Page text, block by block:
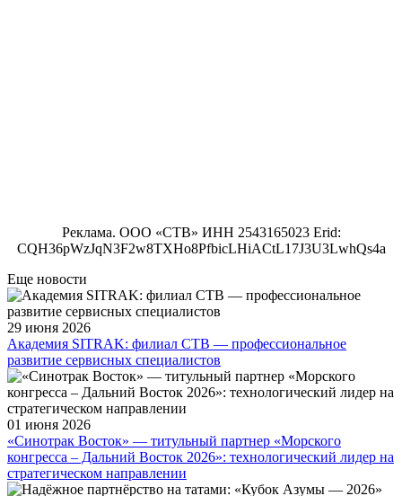
Реклама. ООО «СТВ» ИНН 2543165023 Erid:
CQH36pWzJqN3F2w8TXHo8PfbicLHiACtL17J3U3LwhQs4a
Еще новости
29 июня 2026
Академия SITRAK: филиал СТВ — профессиональное
развитие сервисных специалистов
01 июня 2026
«Синотрак Восток» — титульный партнер «Морского
конгресса – Дальний Восток 2026»: технологический лидер на
стратегическом направлении